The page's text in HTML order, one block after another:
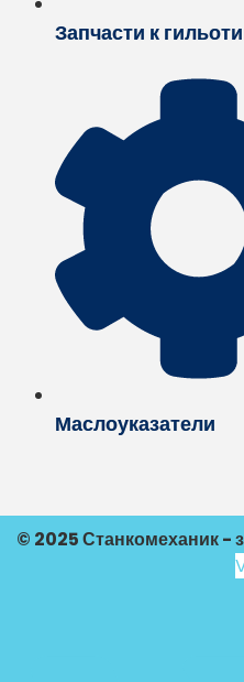
Запчасти к
Маслоуказатели
© 2025 Станкомеханик -